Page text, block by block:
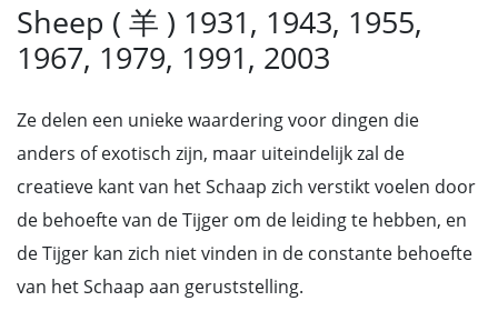
Sheep ( 羊 ) 1931, 1943, 1955,
1967, 1979, 1991, 2003
Ze delen een unieke waardering voor dingen die
anders of exotisch zijn, maar uiteindelijk zal de
creatieve kant van het Schaap zich verstikt voelen door
de behoefte van de Tijger om de leiding te hebben, en
de Tijger kan zich niet vinden in de constante behoefte
van het Schaap aan geruststelling.